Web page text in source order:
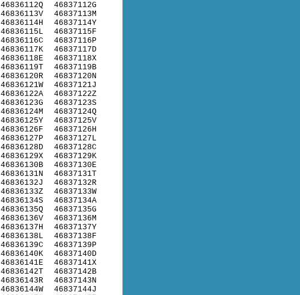
46836112Q
46836113V
46836114H
46836115L
46836116C
46836117K
46836118E
46836119T
46836120R
46836121W
46836122A
46836123G
46836124M
46836125Y
46836126F
46836127P
46836128D
46836129X
46836130B
46836131N
46836132J
46836133Z
46836134S
46836135Q
46836136V
46836137H
46836138L
46836139C
46836140K
46836141E
46836142T
46836143R
46836144W
46837112G
46837113M
46837114Y
46837115F
46837116P
46837117D
46837118X
46837119B
46837120N
46837121J
46837122Z
46837123S
46837124Q
46837125V
46837126H
46837127L
46837128C
46837129K
46837130E
46837131T
46837132R
46837133W
46837134A
46837135G
46837136M
46837137Y
46837138F
46837139P
46837140D
46837141X
46837142B
46837143N
46837144J